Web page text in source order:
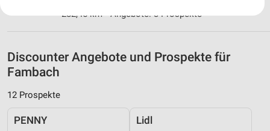
282,45 km • Angebote: 3 Prospekte
Discounter Angebote und Prospekte für
Fambach
12 Prospekte
PENNY Lidl
Website/App.
Wir nutzen Ihre Daten für folgende Zwecke:
IAB-Verarbeitungszwecke:
auf einem Endgerät
Verwendung reduzierter Daten zur Auswahl von